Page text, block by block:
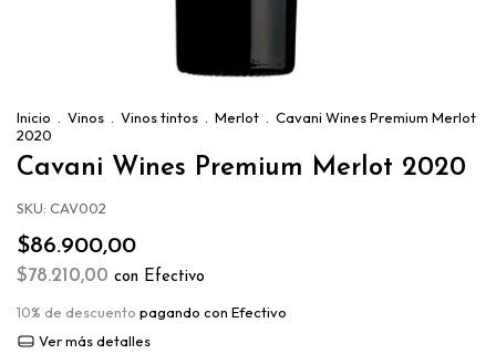
Inicio Vinos Vinos tintos Merlot
Cavani Wines Premium Merlot
2020
Cavani Wines Premium Merlot 2020
SKU: CAV002
$86.900,00
$78.210,00 con Efectivo
10% de descuento pagando con Efectivo
Ver más detalles